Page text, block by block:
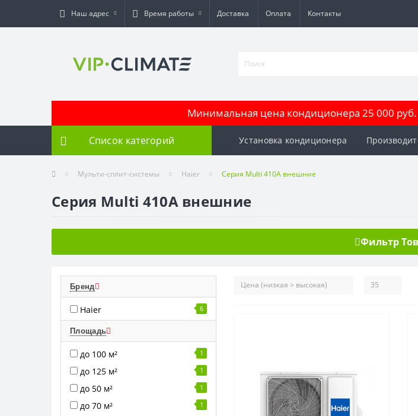
Наш адрес Время работы Доставка Оплата Контакты
Минимальная цена кондиционера 25 000
Список категорий Установка кондиционера
Мульти-сплит-системы Haier Серия Multi 410A внешние
Серия Multi 410A внешние
Фильтр
Бренд
Haier 6
Площадь
до 100 м² 1
до 125 м² 1
до 50 м² 1
до 70 м² 1